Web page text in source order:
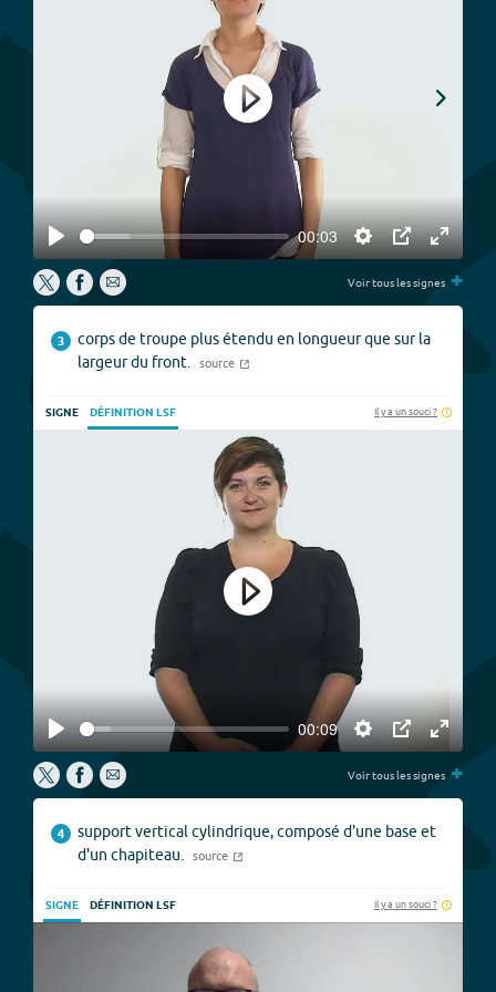
Play
00:03
Settings
PIP
Enter
Play
Voir tous les signes +
3
corps de troupe plus étendu en longueur que sur la
largeur du front.
source
SIGNE DÉFINITION LSF Il y a un souci ?
Play
00:09
Settings
PIP
Enter
Play
Voir tous les signes +
4
support vertical cylindrique, composé d'une base et
d'un chapiteau.
source
SIGNE DÉFINITION LSF Il y a un souci ?